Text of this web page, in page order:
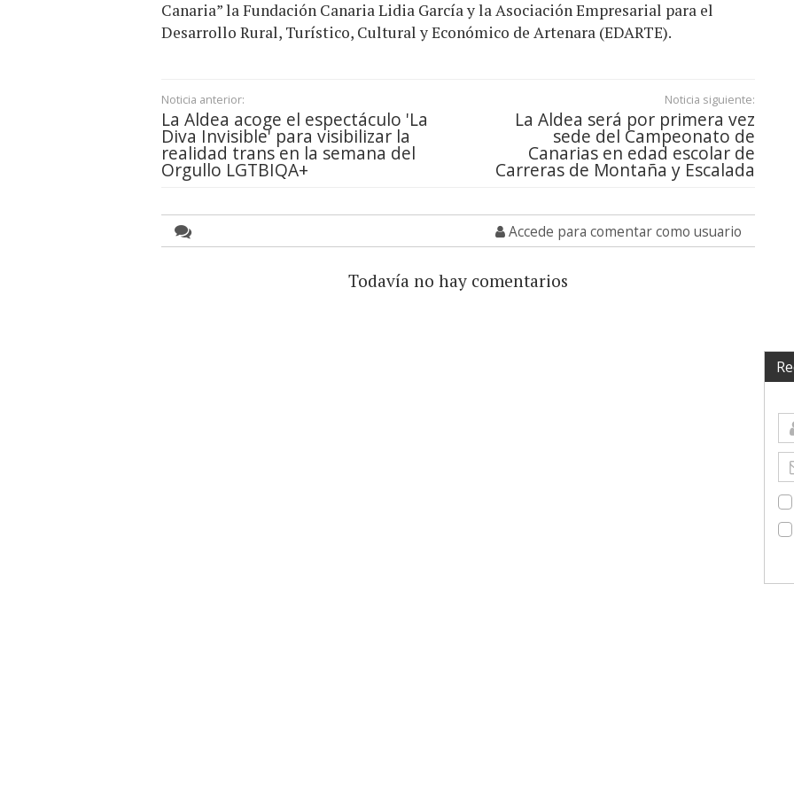
Canaria” la Fundación Canaria Lidia García y la Asociación Empresarial para el
Desarrollo Rural, Turístico, Cultural y Económico de Artenara (EDARTE).
Noticia anterior:
La Aldea acoge el espectáculo 'La
Diva Invisible' para visibilizar la
realidad trans en la semana del
Orgullo LGTBIQA+
Noticia siguiente:
La Aldea será por primera vez
sede del Campeonato de
Canarias en edad escolar de
Carreras de Montaña y Escalada
Accede para comentar como usuario
Todavía no hay comentarios